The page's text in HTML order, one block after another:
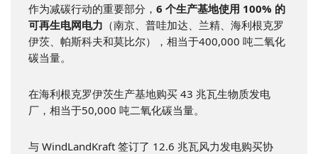
作为减碳行动的重要部分， 6 个生产基地使用 100% 的
可再生电网电力 （南京、普哇加达、兰精、海利根克罗
伊茨、帕斯科夫和莫比尔），相当于400,000 吨二氧化
碳当量。
在海利根克罗伊茨生产基地购买 43 兆瓦生物质发电
厂，相当于50,000 吨二氧化碳当量。
与 WindLandKraft 签订了 12.6 兆瓦风力发电购买协